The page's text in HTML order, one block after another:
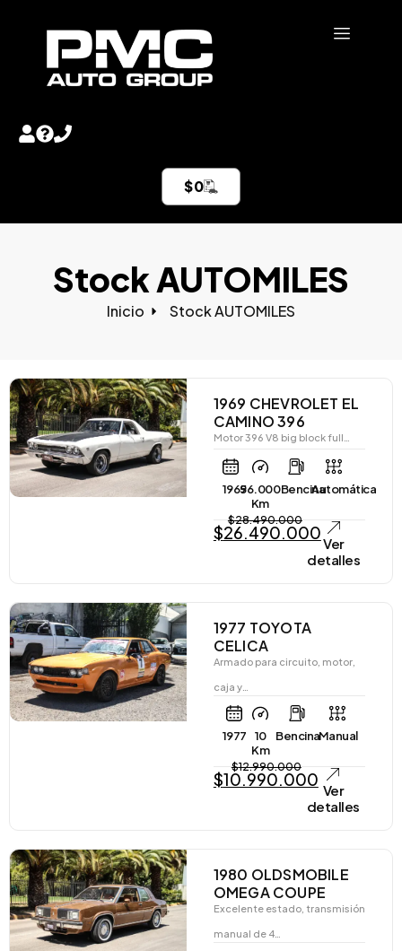
$0
Stock AUTOMILES
Inicio Stock AUTOMILES​
1969 CHEVROLET EL
CAMINO 396
Motor 396 V8 big block full…
196956.000
Km
BencinaAutomática
$28.490.000
$26.490.000
Ver
detalles
1977 TOYOTA
CELICA
Armado para circuito, motor,
caja y…
1977
10
Km
BencinaManual
$12.990.000
$10.990.000
Ver
detalles
1980 OLDSMOBILE
OMEGA COUPE
Excelente estado, transmisión
manual de 4…